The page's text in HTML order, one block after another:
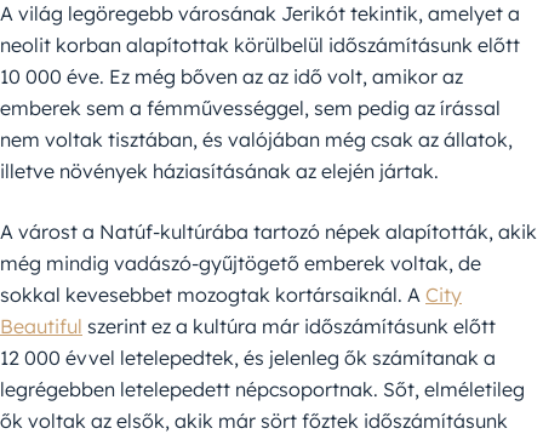
A világ legöregebb városának Jerikót tekintik, amelyet a
neolit korban alapítottak körülbelül időszámításunk előtt
10 000 éve. Ez még bőven az az idő volt, amikor az
emberek sem a fémművességgel, sem pedig az írással
nem voltak tisztában, és valójában még csak az állatok,
illetve növények háziasításának az elején jártak.
A várost a Natúf-kultúrába tartozó népek alapították, akik
még mindig vadászó-gyűjtögető emberek voltak, de
sokkal kevesebbet mozogtak kortársaiknál. A City
Beautiful szerint ez a kultúra már időszámításunk előtt
12 000 évvel letelepedtek, és jelenleg ők számítanak a
legrégebben letelepedett népcsoportnak. Sőt, elméletileg
ők voltak az elsők, akik már sört főztek időszámításunk